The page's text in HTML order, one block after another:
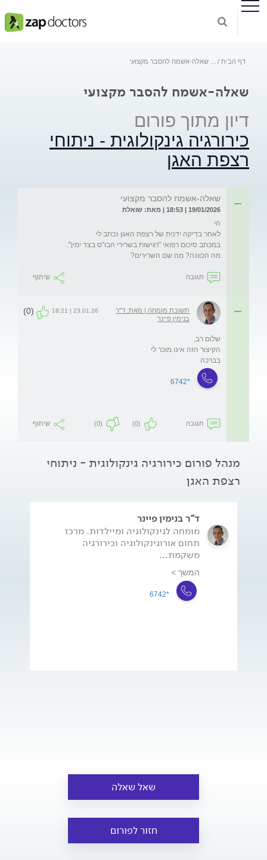
דף הבית שאלה-אשמח להסבר מקצועי
שאלה-אשמח להסבר מקצועי
דיון מתוך פורום
כירורגיה גינקולוגית - ניתוחי
רצפת האגן
שאלה-אשמח להסבר מקצועי
19/01/2026 | 18:53 | מאת: שואלת
מה הכוונה? מה שם השרירים?
תגובה שיתוף
תשובת מומחה | מאת: ד"ר
בנימין פיינר
23.01.26 | 18:21
(0)
בברכה
*6742
תגובה (0)
(0) שיתוף
מנהל פורום כירורגיה גינקולוגית - ניתוחי
רצפת האגן
ד"ר בנימין פיינר
מומחה לגינקולוגיה ומיילדות. מרכז
תחום אורוגינקולוגיה וכירורגיה
משקמת...
המשך >
*6742
שאל שאלה
חזור לפורום